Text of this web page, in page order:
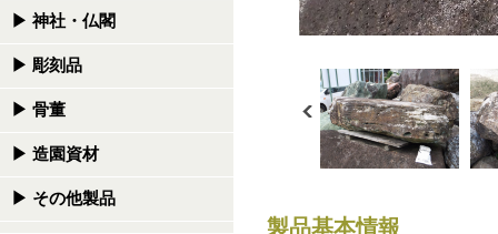
▶ 神社・仏閣
▶ 彫刻品
▶ 骨董
▶ 造園資材
▶ その他製品
製品基本情報